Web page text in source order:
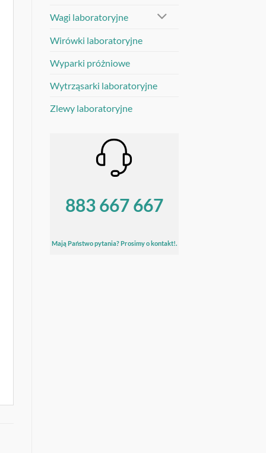
Wagi laboratoryjne
Wirówki laboratoryjne
Wyparki próżniowe
Wytrząsarki laboratoryjne
Zlewy laboratoryjne
883 667 667
Mają Państwo pytania? Prosimy o kontakt!.